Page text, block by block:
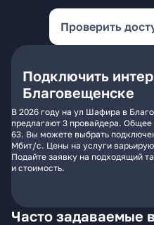
Проверить
Подключить
Благовещенске
В 2026 году на ул Шафира в
предлагают 3 провайдера.
63. Вы можете выбрать
Мбит/с. Цены на услуги
Подайте заявку на подходящий
и стоимость.
Часто задаваемые